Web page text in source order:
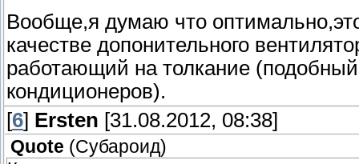
Вообще,я думаю что
качестве допонительного
работающий на толкание
кондиционеров).
[6] Ersten [31.08.2012, 08:38]
Quote (Субароид)